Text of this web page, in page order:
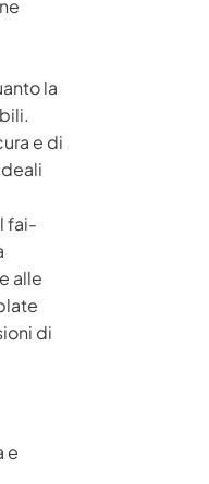
la
e di
fai-
alle
di
e